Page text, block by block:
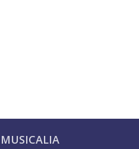
MUSICALIA